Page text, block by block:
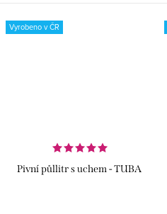
bílá barva se zalíbí každému
milovníkovi...
Vyrobeno v ČR
Pivní půllitr s uchem - TUBA